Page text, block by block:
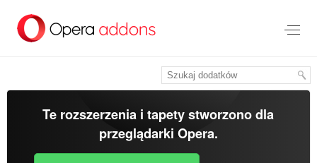
treści
Te rozszerzenia i tapety stworzono dla
przeglądarki Opera.